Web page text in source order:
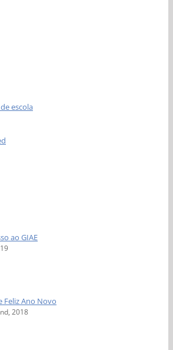
escola
ao GIAE
Feliz Ano Novo
2018